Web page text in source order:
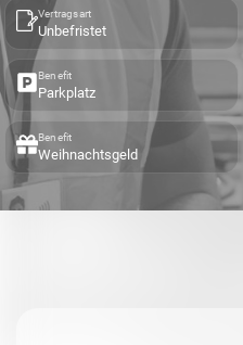
Vertragsart
Unbefristet
Benefit
Parkplatz
Benefit
Weihnachtsgeld